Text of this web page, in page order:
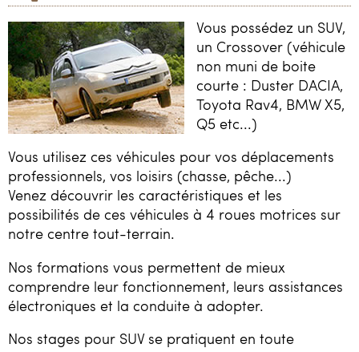
Vous possédez un SUV,
un Crossover (véhicule
non muni de boite
courte : Duster DACIA,
Toyota Rav4, BMW X5,
Q5 etc...)
Vous utilisez ces véhicules pour vos déplacements
professionnels, vos loisirs (chasse, pêche...)
Venez découvrir les caractéristiques et les
possibilités de ces véhicules à 4 roues motrices sur
notre centre tout-terrain.
Nos formations vous permettent de mieux
comprendre leur fonctionnement, leurs assistances
électroniques et la conduite à adopter.
Nos stages pour SUV se pratiquent en toute